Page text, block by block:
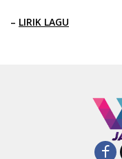
– LIRIK LAGU